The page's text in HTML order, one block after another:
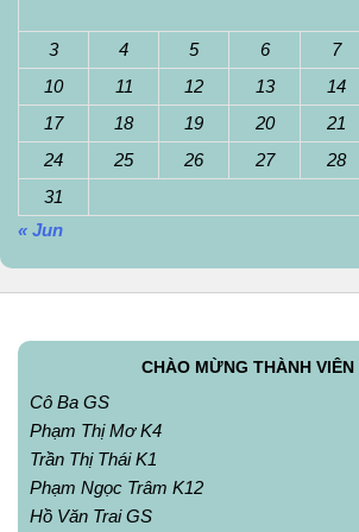
3
4 5 6 7
10
11 12 13 14
17
18 19 20 21
24
25 26 27 28
31
« Jun
CHÀO MỪNG THÀNH VIÊN
Cô Ba GS
Phạm Thị Mơ K4
Trần Thị Thái K1
Phạm Ngọc Trâm K12
Hồ Văn Trai GS